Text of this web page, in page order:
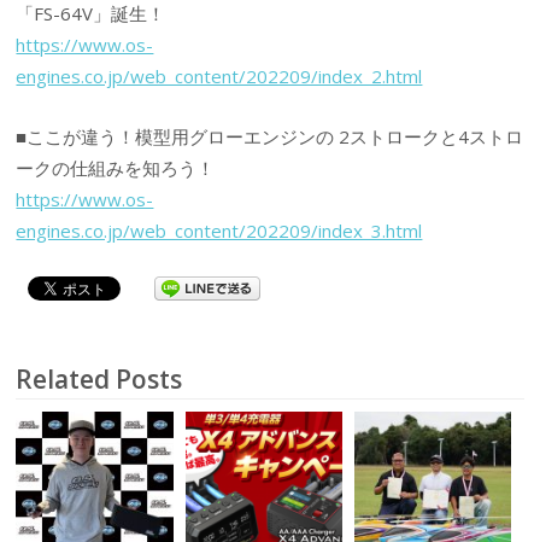
「FS-64V」誕生！
https://www.os-
engines.co.jp/web_content/202209/index_2.html
■ここが違う！模型用グローエンジンの 2ストロークと4ストロ
ークの仕組みを知ろう！
https://www.os-
engines.co.jp/web_content/202209/index_3.html
Related Posts